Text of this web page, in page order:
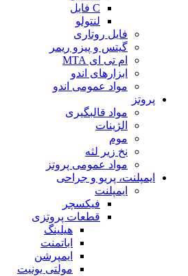
C فایل
لنتولو
فایل روتاری
گیتس و پیزو ریمر
ام تی ای MTA
ابزارهای اندو
مواد عمومی اندو
پروتز
مواد قالبگیری
الژینات
موم
نخ زیر لثه
مواد عمومی پروتز
ایمپلنت، پریو و جراحی
ایمپلنت
فیکسچر
قطعات پروتزی
هیلینگ
اباتمنت
ایمپرشن
مولتی یونیت